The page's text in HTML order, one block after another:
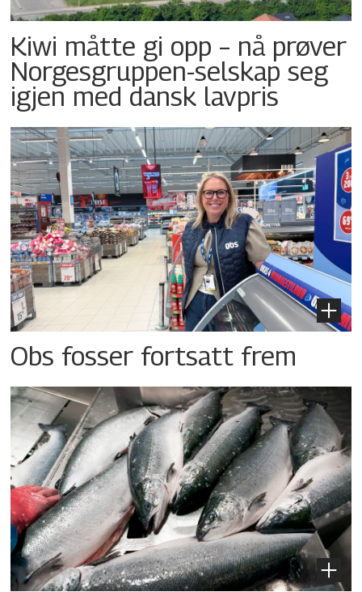
Kiwi måtte gi opp – nå prøver
Norgesgruppen-selskap seg
igjen med dansk lavpris
Obs fosser fortsatt frem